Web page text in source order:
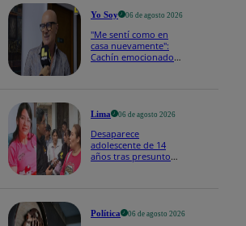
Yo Soy 06 de agosto 2026
"Me sentí como en
casa nuevamente":
Cachín emocionado
Lima 06 de agosto 2026
Desaparece
adolescente de 14
años tras presunto
Política 06 de agosto 2026